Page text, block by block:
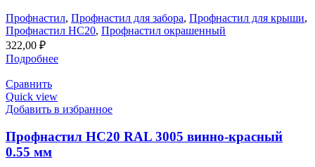
Профнастил, Профнастил для забора, Профнастил для крыши,
Профнастил НС20, Профнастил окрашенный
322,00 ₽
Подробнее
Сравнить
Quick view
Добавить в избранное
Профнастил НС20 RAL 3005 винно-красный
0.55 мм